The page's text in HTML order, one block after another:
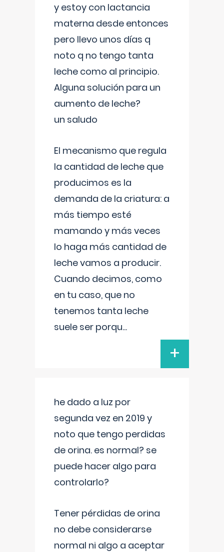
y estoy con lactancia
materna desde entonces
pero llevo unos días q
noto q no tengo tanta
leche como al principio.
Alguna solución para un
aumento de leche?
un saludo
El mecanismo que regula
la cantidad de leche que
producimos es la
demanda de la criatura: a
más tiempo esté
mamando y más veces
lo haga más cantidad de
leche vamos a producir.
Cuando decimos, como
en tu caso, que no
tenemos tanta leche
suele ser porqu...
+
he dado a luz por
segunda vez en 2019 y
noto que tengo perdidas
de orina. es normal? se
puede hacer algo para
controlarlo?
Tener pérdidas de orina
no debe considerarse
normal ni algo a aceptar